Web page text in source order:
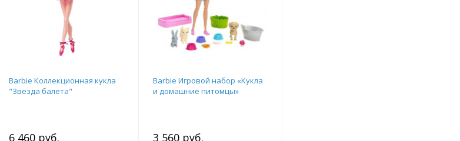
Barbie Коллекционная кукла
"Звезда балета"
6 460 руб.
Barbie Игровой набор «Кукла
и домашние питомцы»
3 560 руб.